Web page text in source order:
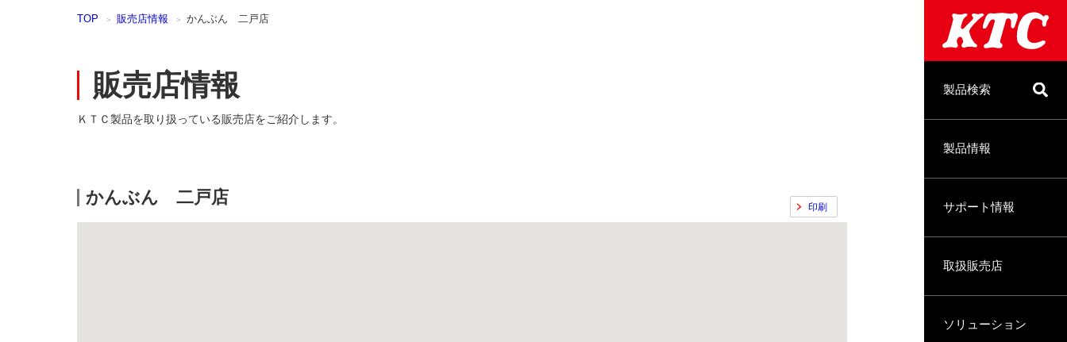
製品検索
製品情報
サポート情報
取扱販売店
ソリューション
TOP 販売店情報 かんぶん 二戸店
販売店情報
ＫＴＣ製品を取り扱っている販売店をご紹介します。
かんぶん 二戸店 印刷